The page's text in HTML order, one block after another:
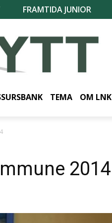
FRAMTIDA JUNIOR
TEMA OM LNK
2014